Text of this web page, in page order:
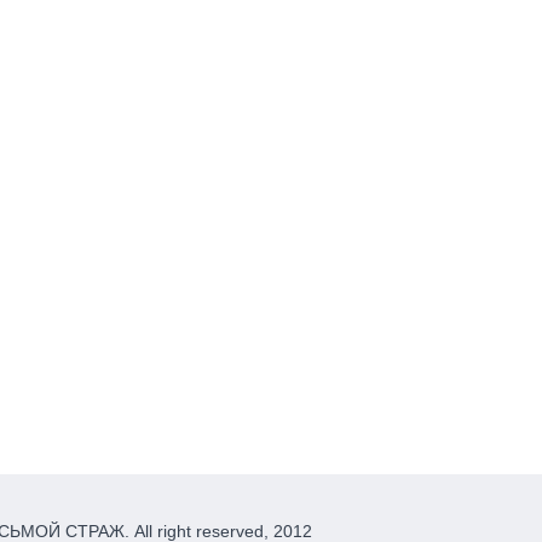
СТРАЖ. All right reserved, 2012